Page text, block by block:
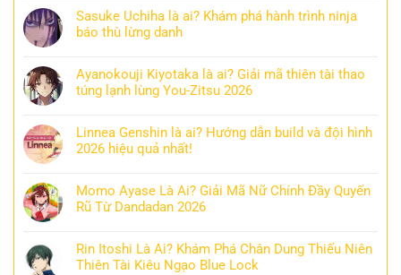
Sasuke Uchiha là ai? Khám phá hành trình ninja
báo thù lừng danh
Ayanokouji Kiyotaka là ai? Giải mã thiên tài thao
túng lạnh lùng You-Zitsu 2026
Linnea Genshin là ai? Hướng dẫn build và đội hình
2026 hiệu quả nhất!
Momo Ayase Là Ai? Giải Mã Nữ Chính Đầy Quyến
Rũ Từ Dandadan 2026
Rin Itoshi Là Ai? Khám Phá Chân Dung Thiếu Niên
Thiên Tài Kiêu Ngạo Blue Lock